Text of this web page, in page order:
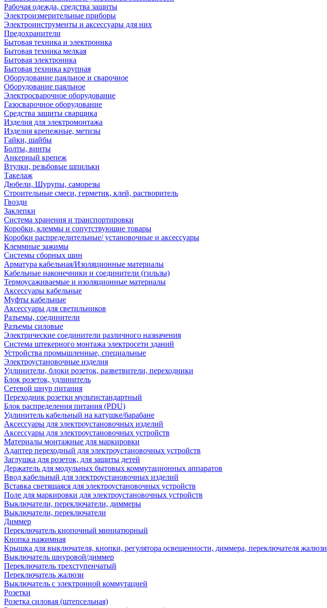
Рабочая одежда, средства защиты
Электроизмерительные приборы
Электроинструменты и аксессуары для них
Предохранители
Бытовая техника и электроника
Бытовая техника мелкая
Бытовая электроника
Бытовая техника крупная
Оборудование паяльное и сварочное
Оборудование паяльное
Электросварочное оборудование
Газосварочное оборудование
Средства защиты сварщика
Изделия для электромонтажа
Изделия крепежные, метизы
Гайки, шайбы
Болты, винты
Анкерный крепеж
Втулки, резьбовые шпильки
Такелаж
Дюбели, Шурупы, саморезы
Строительные смеси, герметик, клей, растворитель
Гвозди
Заклепки
Система хранения и транспортировки
Коробки, клеммы и сопутствующие товары
Коробки распределительные/ установочные и аксессуары
Клеммные зажимы
Системы сборных шин
Арматура кабельная/Изоляционные материалы
Кабельные наконечники и соединители (гильзы)
Термоусаживаемые и изоляционные материалы
Аксессуары кабельные
Муфты кабельные
Аксессуары для светильников
Разъемы, соединители
Разъемы силовые
Электрические соединители различного назначения
Система штекерного монтажа электросети зданий
Устройства промышленные, специальные
Электроустановочные изделия
Удлинители, блоки розеток, разветвители, переходники
Блок розеток, удлинитель
Сетевой шнур питания
Переходник розетки мультистандартный
Блок распределения питания (PDU)
Удлинитель кабельный на катушке/барабане
Аксессуары для электроустановочных изделий
Аксессуары для электроустановочных устройств
Материалы монтажные для маркировки
Адаптер переходный для электроустановочных устройств
Заглушка для розеток, для защиты детей
Держатель для модульных бытовых коммутационных аппаратов
Ввод кабельный для электроустановочных изделий
Вставка светящаяся для электроустановочных устройств
Поле для маркировки для электроустановочных устройств
Выключатели, переключатели, диммеры
Выключатели, переключатели
Диммер
Переключатель кнопочный миниатюрный
Кнопка нажимная
Крышка для выключателя, кнопки, регулятора освещенности, диммера, переключателя жалюзи
Выключатель шнуровой/диммер
Переключатель трехступенчатый
Переключатель жалюзи
Выключатель с электронной коммутацией
Розетки
Розетка силовая (штепсельная)